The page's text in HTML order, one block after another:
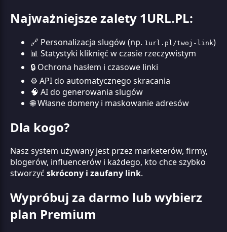
Najważniejsze zalety 1URL.PL:
🔗 Personalizacja slugów (np. 1url.pl/twoj-link)
📊 Statystyki kliknięć w czasie rzeczywistym
🔒 Ochrona hasłem i czasowe linki
⚙️ API do automatycznego skracania
🧠 AI do generowania slugów
🌐 Własne domeny i maskowanie adresów
Dla kogo?
Nasz system używany jest przez marketerów, firmy,
blogerów, influencerów i każdego, kto chce szybko
stworzyć skrócony i zaufany link.
Wypróbuj za darmo lub wybierz
plan Premium